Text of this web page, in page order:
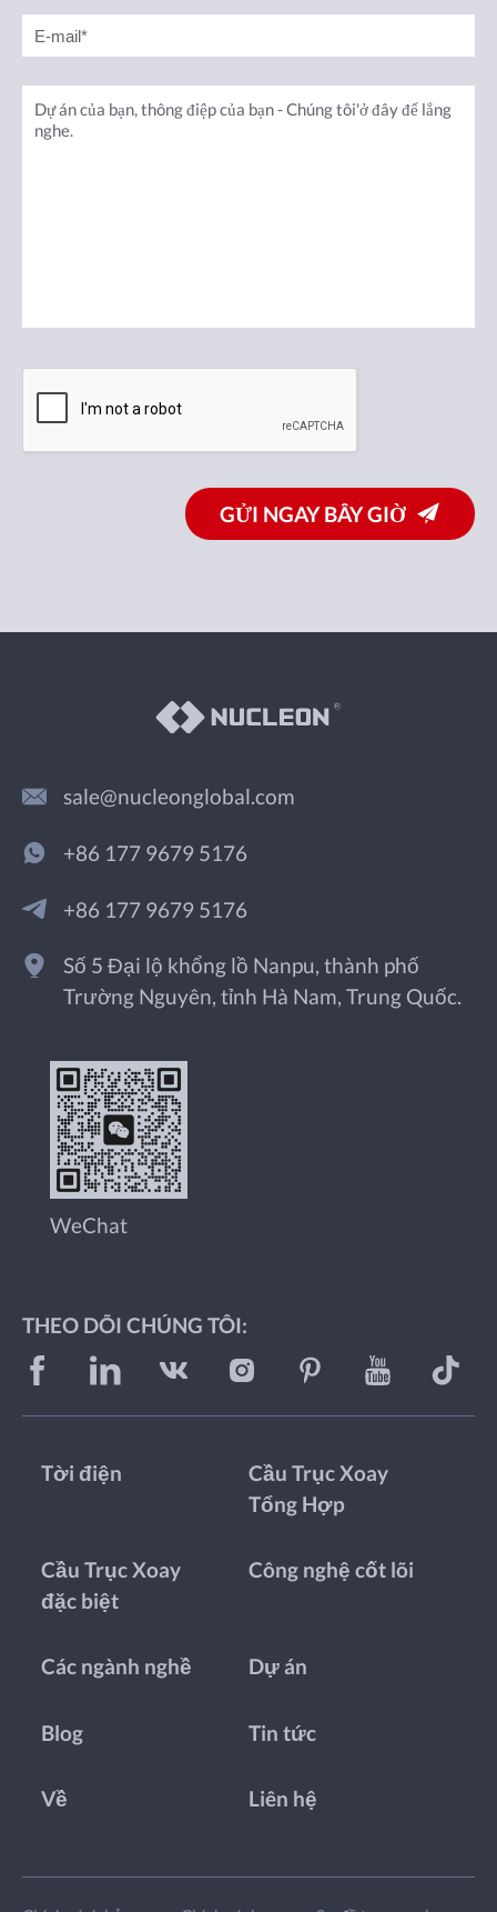
GỬI NGAY BÂY GIỜ
sale@nucleonglobal.com
+86 177 9679 5176
+86 177 9679 5176
Số 5 Đại lộ khổng lồ Nanpu, thành phố
Trường Nguyên, tỉnh Hà Nam, Trung Quốc.
WeChat
THEO DÕI CHÚNG TÔI:
Tời điện
Cầu Trục Xoay
Tổng Hợp
Cầu Trục Xoay
đặc biệt
Công nghệ cốt lõi
Các ngành nghề Dự án
Blog Tin tức
Về Liên hệ